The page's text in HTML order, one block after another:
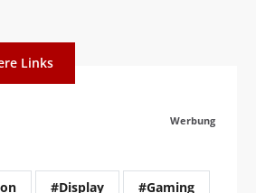
Links
Werbung
#Display #Gaming